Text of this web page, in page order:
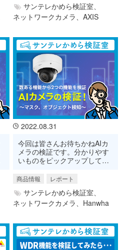
サンテレかめら検証室、
ネットワークカメラ、 AXIS
2022.08.31
今回は皆さんお待ちかねAIカ
メラの検証です。分かりやす
いものをピックアップしてき
い！
商品情報 レポート
サンテレかめら検証室、
ネットワークカメラ、 Hanwha